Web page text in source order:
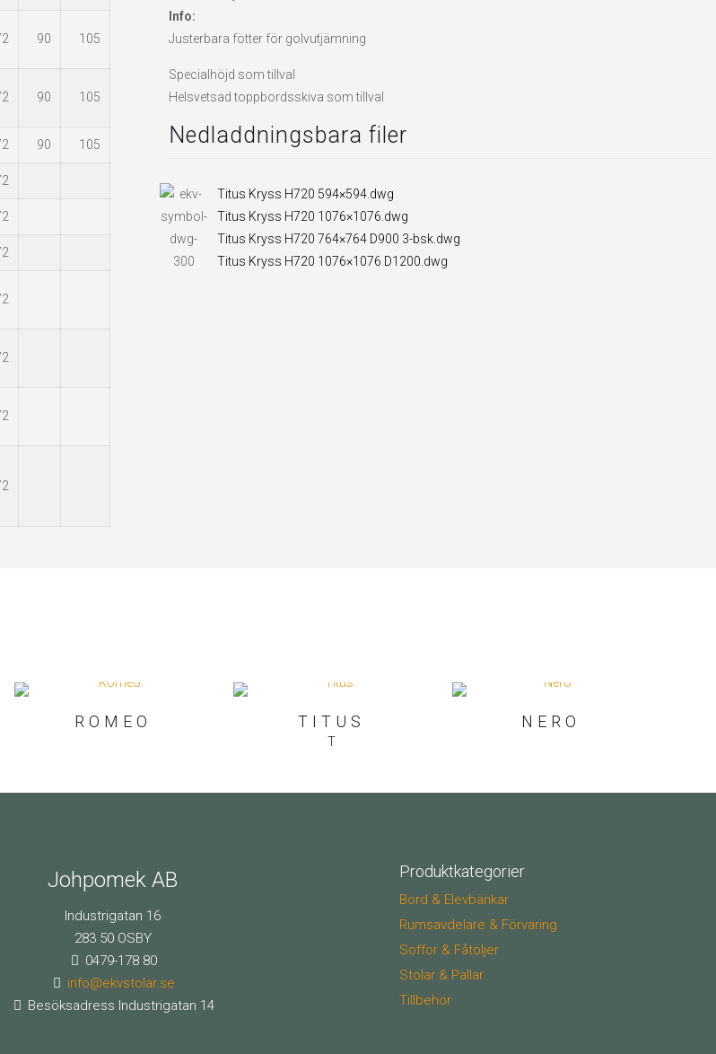
90 105
90 105
90 105
Info:
Justerbara fötter för golvutjämning
Specialhöjd som tillval
Helsvetsad toppbordsskiva som tillval
Nedladdningsbara filer
Titus Kryss H720 594×594.dwg
Titus Kryss H720 1076×1076.dwg
Titus Kryss H720 764×764 D900 3-bsk.dwg
Titus Kryss H720 1076×1076 D1200.dwg
ROMEO TITUS
T
NERO
Johpomek AB
Industrigatan 16
283 50 OSBY
0479-178 80
info@ekvstolar.se
Besöksadress Industrigatan 14
Produktkategorier
Bord & Elevbänkar
Rumsavdelare & Förvaring
Soffor & Fåtöljer
Stolar & Pallar
Tillbehör